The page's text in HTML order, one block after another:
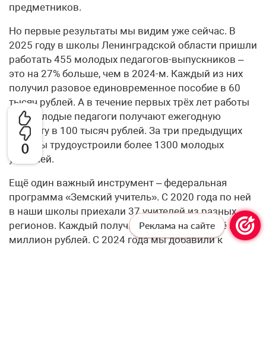
0
предметников.
Но первые результаты мы видим уже сейчас. В
2025 году в школы Ленинградской области пришли
работать 455 молодых педагогов-выпускников –
это на 27% больше, чем в 2024-м. Каждый из них
получил разовое единовременное пособие в 60
тысяч рублей. А в течение первых трёх лет работы
все молодые педагоги получают ежегодную
выплату в 100 тысяч рублей. За три предыдущих
года мы трудоустроили более 1300 молодых
учителей.
Ещё один важный инструмент – федеральная
программа «Земский учитель». С 2020 года по ней
в наши школы приехали 37 учителей из разных
регионов. Каждый получил служебное жильё и 1
миллион рублей. С 2024 года мы добавили к
Реклама на сайте